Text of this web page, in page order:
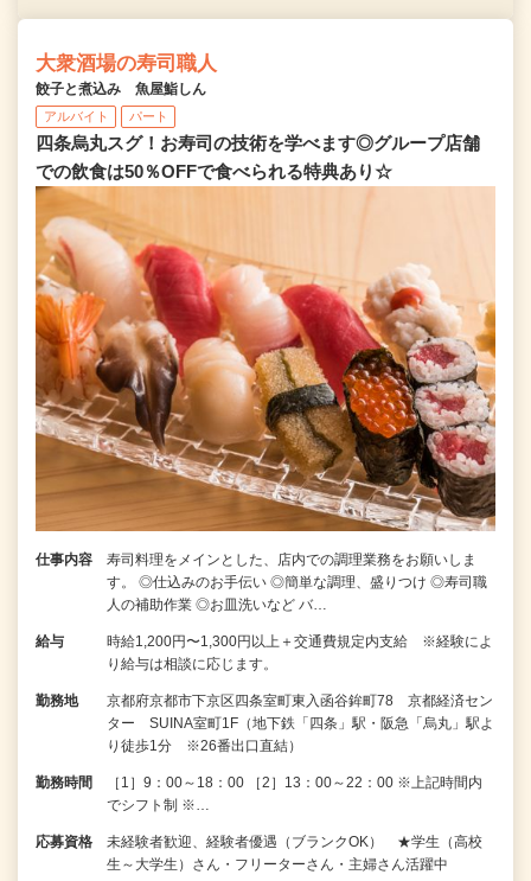
大衆酒場の寿司職人
餃子と煮込み 魚屋鮨しん
アルバイト パート
四条烏丸スグ！お寿司の技術を学べます◎グループ店舗
での飲食は50％OFFで食べられる特典あり☆
仕事内容
寿司料理をメインとした、店内での調理業務をお願いしま
す。 ◎仕込みのお手伝い ◎簡単な調理、盛りつけ ◎寿司職
人の補助作業 ◎お皿洗いなど バ…
給与
時給1,200円〜1,300円以上＋交通費規定内支給 ※経験によ
り給与は相談に応じます。
勤務地
京都府京都市下京区四条室町東入函谷鉾町78 京都経済セン
ター SUINA室町1F（地下鉄「四条」駅・阪急「烏丸」駅よ
り徒歩1分 ※26番出口直結）
勤務時間
［1］9：00～18：00 ［2］13：00～22：00 ※上記時間内
でシフト制 ※…
応募資格
未経験者歓迎、経験者優遇（ブランクOK） ★学生（高校
生～大学生）さん・フリーターさん・主婦さん活躍中